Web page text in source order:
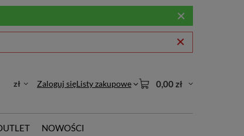
zł Zaloguj sięListy zakupowe 0,00 zł
NOWOŚCI